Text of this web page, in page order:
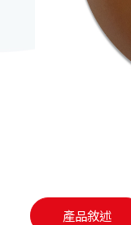
產品敘述